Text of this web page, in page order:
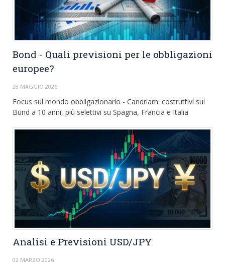
Petrolio
Oro
Argento
EUR/GBP
GBP/USD
Altri
Broker
Forex Trading
Glossario
Bond - Quali previsioni per le obbligazioni
europee?
28 MAGGIO 2026
Focus sul mondo obbligazionario - Candriam: costruttivi sui
Bund a 10 anni, più selettivi su Spagna, Francia e Italia
Analisi e Previsioni USD/JPY
02 MARZO 2026